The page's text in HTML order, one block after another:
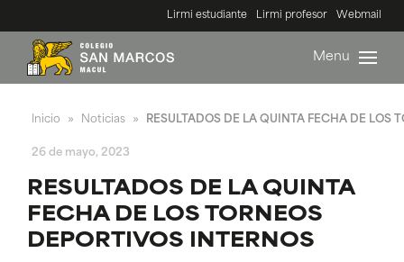
Lirmi estudiante Lirmi profesor Webmail
Menu
Inicio » Noticias » RESULTADOS DE LA QUINTA FECHA DE LOS
26 de mayo, 2023
RESULTADOS DE LA QUINTA
FECHA DE LOS TORNEOS
DEPORTIVOS INTERNOS